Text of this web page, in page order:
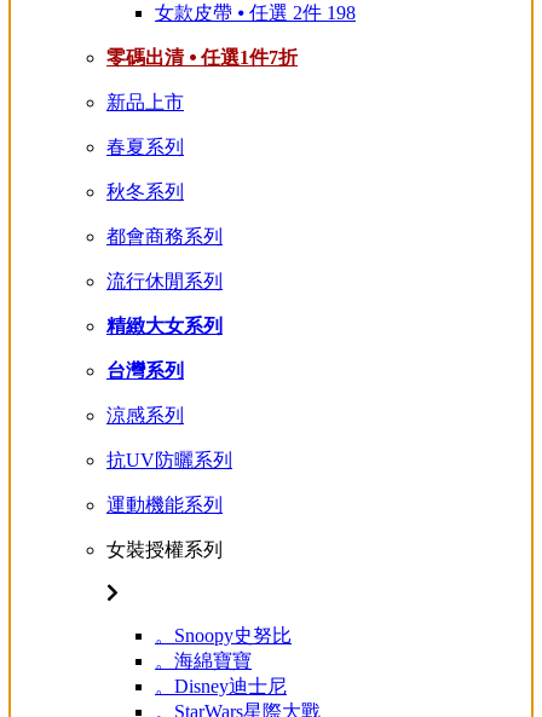
女款皮帶 ⦁ 任選 2件 198
零碼出清 ⦁ 任選1件7折
新品上市
春夏系列
秋冬系列
都會商務系列
流行休閒系列
精緻大女系列
台灣系列
涼感系列
抗UV防曬系列
運動機能系列
女裝授權系列
。Snoopy史努比
。海綿寶寶
。Disney迪士尼
。StarWars星際大戰